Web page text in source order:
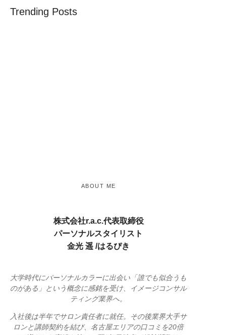
Trending Posts
ABOUT ME
株式会社r.a.c.代表取締役
パーソナルスタイリスト
金光 遥 /はるぴき
大学時代にパーソナルカラーに出会い「誰でも似合うも
のがある」という概念に感銘を受け、イメージコンサル
ティング業界へ。
入社後は半年でサロン責任者に就任。その後業界大手サ
ロンと講師契約を結び、名古屋エリアの口コミを20倍